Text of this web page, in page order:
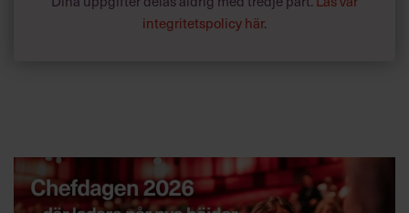
integritetspolicy här.